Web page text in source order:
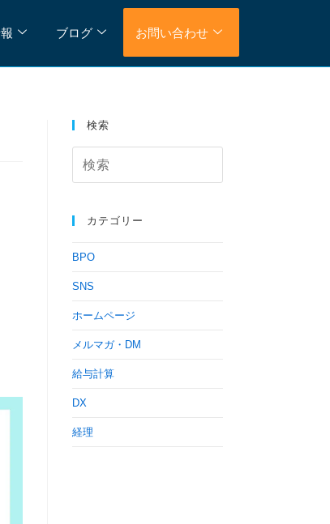
ブログ お問い合わせ
検索
カテゴリー
BPO
SNS
ホームページ
メルマガ・DM
給与計算
DX
経理